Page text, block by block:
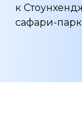
к
сафари-